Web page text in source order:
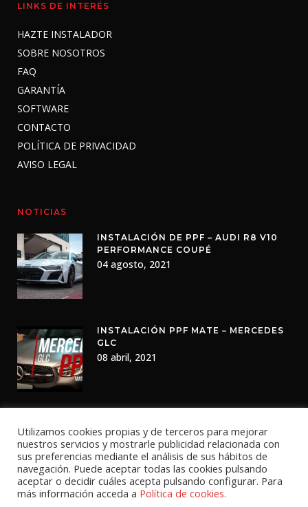
LINKS DE INTERÉS
HAZTE INSTALADOR
SOBRE NOSOTROS
FAQ
GARANTÍA
SOFTWARE
CONTACTO
POLÍTICA DE PRIVACIDAD
AVISO LEGAL
NOTICIAS
INSTALACIÓN DE PPF – AUDI R8 V10
PERFORMANCE COUPÉ
04 agosto, 2021
INSTALACIÓN PPF MATE – MERCEDES
GLC
08 abril, 2021
Utilizamos cookies propias y de terceros para mejorar
nuestros servicios y mostrarle publicidad relacionada con
sus preferencias mediante el análisis de sus hábitos de
navegación. Puede aceptar todas las cookies pulsando
aceptar o decidir cuáles acepta pulsando configurar. Para
más información acceda a Política de cookies.